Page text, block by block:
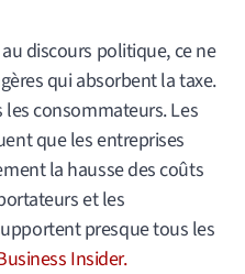
discours politique, ce ne
qui absorbent la taxe.
consommateurs. Les
que les entreprises
la hausse des coûts
et les
presque tous les
Insider.